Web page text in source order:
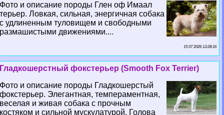
Фото и описание породы Глен оф Имаал
терьер. Ловкая, сильная, энергичная собака
с удлиненным туловищем и свободными
размашистыми движениями....
15 07 2026 13:28:16
Гладкошерстный фокстерьер (Smooth Fox Terrier)
Фото и описание породы Гладкошерстый
фокстерьер. Элегантная, темпераментная,
веселая и живая собака с прочным
костяком и сильной мускулатурой. Голова